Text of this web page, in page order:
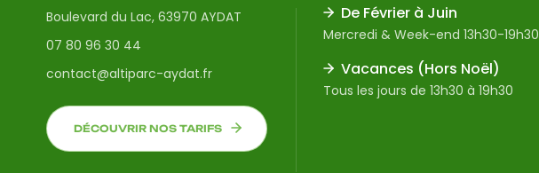
Boulevard du Lac, 63970 AYDAT
07 80 96 30 44
contact@altiparc-aydat.fr
DÉCOUVRIR NOS TARIFS
De Février à Juin
Mercredi & Week-end 13h30-19h30
Vacances (Hors Noël)
Tous les jours de 13h30 à 19h30